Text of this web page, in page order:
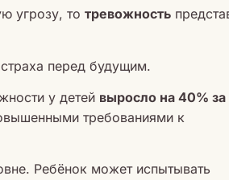
угрозу, тотревожность
перед будущим.
у детей выросло на 40% за
требованиями к
Ребёнок может испытывать